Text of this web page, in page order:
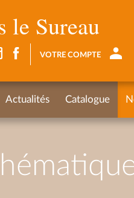
le Sureau
VOTRE COMPTE
Actualités Catalogue